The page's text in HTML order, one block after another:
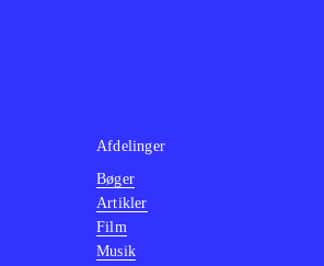
Afdelinger
Bøger
Artikler
Film
Musik